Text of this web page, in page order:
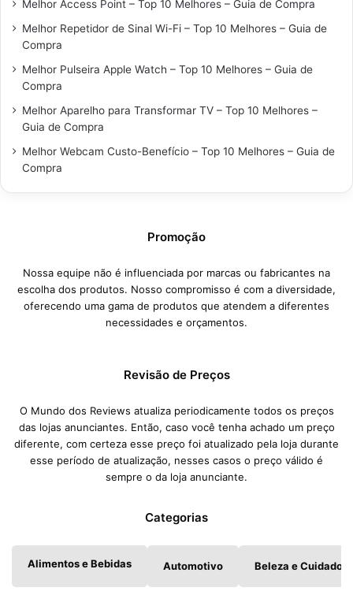
Melhor Access Point – Top 10 Melhores – Guia de Compra
Melhor Repetidor de Sinal Wi-Fi – Top 10 Melhores – Guia de
Compra
Melhor Pulseira Apple Watch – Top 10 Melhores – Guia de
Compra
Melhor Aparelho para Transformar TV – Top 10 Melhores –
Guia de Compra
Melhor Webcam Custo-Benefício – Top 10 Melhores – Guia de
Compra
Promoção
Nossa equipe não é influenciada por marcas ou fabricantes na
escolha dos produtos. Nosso compromisso é com a diversidade,
oferecendo uma gama de produtos que atendem a diferentes
necessidades e orçamentos.
Revisão de Preços
O Mundo dos Reviews atualiza periodicamente todos os preços
das lojas anunciantes. Então, caso você tenha achado um preço
diferente, com certeza esse preço foi atualizado pela loja durante
esse período de atualização, nesses casos o preço válido é
sempre o da loja anunciante.
Categorias
Alimentos e Bebidas Automotivo Beleza e Cuidados